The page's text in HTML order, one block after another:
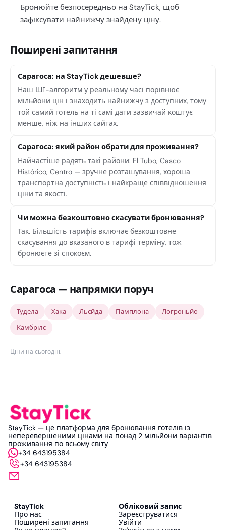
Бронюйте безпосередньо на StayTick, щоб
зафіксувати найнижчу знайдену ціну.
Поширені запитання
Сарагоса: на StayTick дешевше?
Наш ШІ-алгоритм у реальному часі порівнює
мільйони цін і знаходить найнижчу з доступних, тому
той самий готель на ті самі дати зазвичай коштує
менше, ніж на інших сайтах.
Сарагоса: який район обрати для проживання?
Найчастіше радять такі райони: El Tubo, Casco
Histórico, Centro — зручне розташування, хороша
транспортна доступність і найкраще співвідношення
ціни та якості.
Чи можна безкоштовно скасувати бронювання?
Так. Більшість тарифів включає безкоштовне
скасування до вказаного в тарифі терміну, тож
бронюєте зі спокоєм.
Сарагоса — напрямки поруч
Тудела Хака Льєйда Памплона
Логроньйо
Камбрілс
Ціни на сьогодні.
StayTick — це платформа для бронювання готелів із
неперевершеними цінами на понад 2 мільйони варіантів
проживання по всьому світу
+34 643195384
+34 643195384
StayTick
Про нас
Поширені запитання
Обліковий запис
Зареєструватися
Увійти